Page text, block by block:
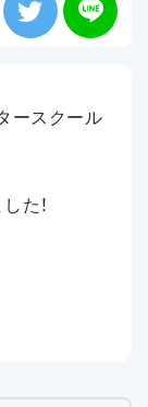
ースクール
た！